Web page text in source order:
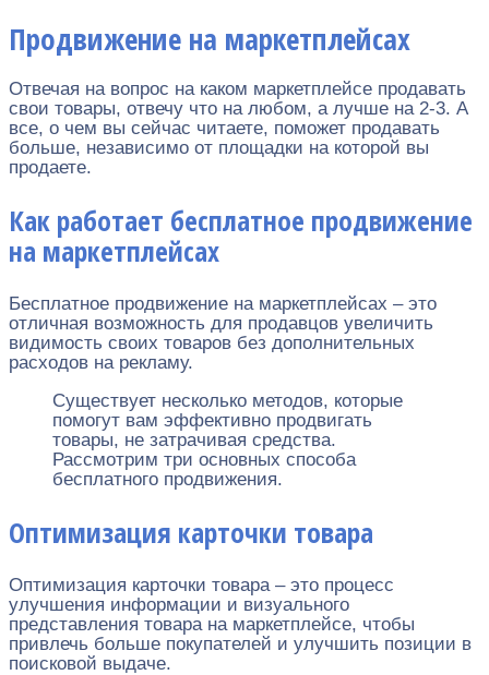
Продвижение на маркетплейсах
Отвечая на вопрос на каком маркетплейсе продавать
свои товары, отвечу что на любом, а лучше на 2-3. А
все, о чем вы сейчас читаете, поможет продавать
больше, независимо от площадки на которой вы
продаете.
Как работает бесплатное продвижение
на маркетплейсах
Бесплатное продвижение на маркетплейсах – это
отличная возможность для продавцов увеличить
видимость своих товаров без дополнительных
расходов на рекламу.
Существует несколько методов, которые
помогут вам эффективно продвигать
товары, не затрачивая средства.
Рассмотрим три основных способа
бесплатного продвижения.
Оптимизация карточки товара
Оптимизация карточки товара – это процесс
улучшения информации и визуального
представления товара на маркетплейсе, чтобы
привлечь больше покупателей и улучшить позиции в
поисковой выдаче.